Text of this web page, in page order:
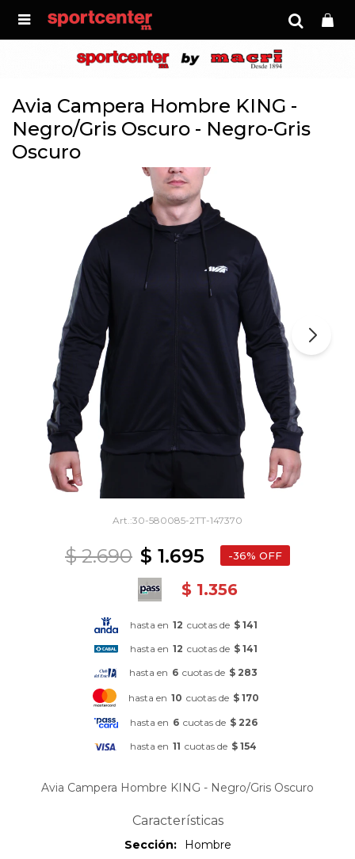

Avia Campera Hombre KING -
Negro/Gris Oscuro - Negro-Gris
Oscuro
30-580085-2TT-147370
$ 1.695
$ 2.690 36
$ 1.356
hasta en 12 cuotas de $ 141
hasta en 12 cuotas de $ 141
hasta en 6 cuotas de $ 283
hasta en 10 cuotas de $ 170
hasta en 6 cuotas de $ 226
hasta en 11 cuotas de $ 154
Avia Campera Hombre KING - Negro/Gris Oscuro
Características
Sección
Hombre